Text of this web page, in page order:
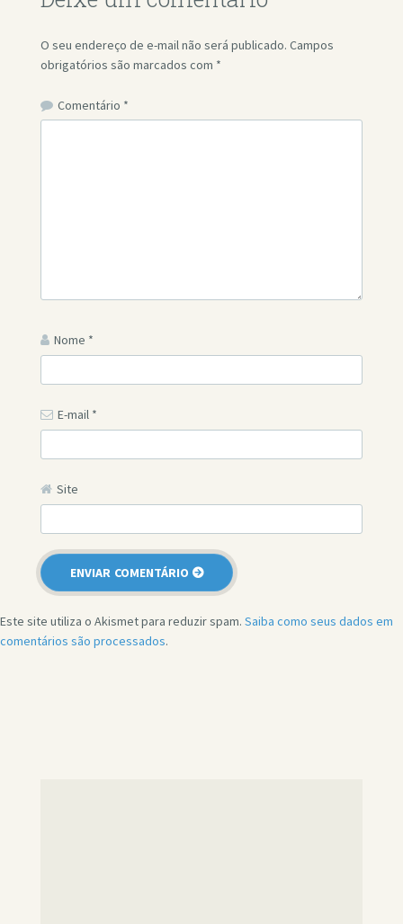
O seu endereço de e-mail não será publicado. Campos
obrigatórios são marcados com *
Comentário *
Nome *
E-mail *
Site
Este site utiliza o Akismet para reduzir spam. Saiba como seus dados em
comentários são processados.